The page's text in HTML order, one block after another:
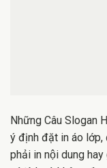
Những Câu Slogan
ý định đặt in áo lớp,
phải in nội dung